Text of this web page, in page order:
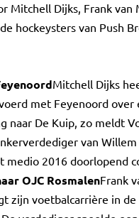
Mitchell Dijks, Frank van
hockeysters van Push
Mitchell Dijks
met Feyenoord over
naar De Kuip, zo meldt
van
medio 2016 doorlopend
OJC RosmalenFrank
zijn voetbalcarrière in de